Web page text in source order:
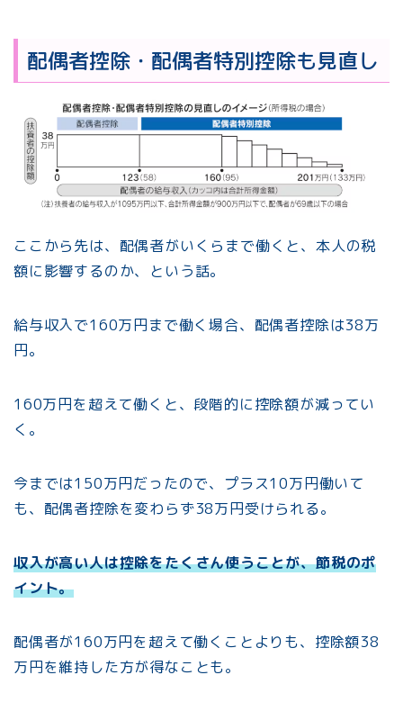
配偶者控除・配偶者特別控除も見直し
ここから先は、配偶者がいくらまで働くと、本人の税
額に影響するのか、という話。
給与収入で160万円まで働く場合、配偶者控除は38万
円。
160万円を超えて働くと、段階的に控除額が減ってい
く。
今までは150万円だったので、プラス10万円働いて
も、配偶者控除を変わらず38万円受けられる。
収入が高い人は控除をたくさん使うことが、節税のポ
イント。
配偶者が160万円を超えて働くことよりも、控除額38
万円を維持した方が得なことも。